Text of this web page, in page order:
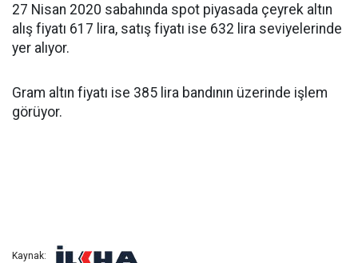
27 Nisan 2020 sabahında spot piyasada çeyrek altın
alış fiyatı 617 lira, satış fiyatı ise 632 lira seviyelerinde
yer alıyor.
Gram altın fiyatı ise 385 lira bandının üzerinde işlem
görüyor.
Kaynak: